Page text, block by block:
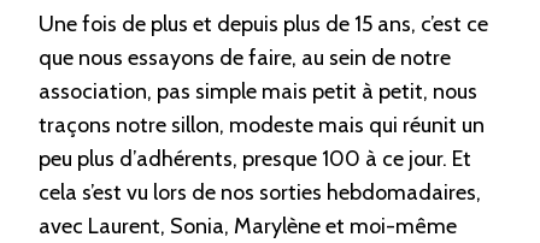
Une fois de plus et depuis plus de 15 ans, c’est ce
que nous essayons de faire, au sein de notre
association, pas simple mais petit à petit, nous
traçons notre sillon, modeste mais qui réunit un
peu plus d’adhérents, presque 100 à ce jour. Et
cela s’est vu lors de nos sorties hebdomadaires,
avec Laurent, Sonia, Marylène et moi-même